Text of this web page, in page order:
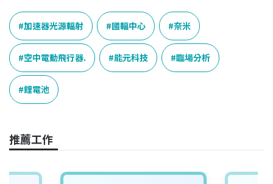
c
e
b
o
o
k
n
e
e
d
s
n
k
e
d
I
p
y
L
i
n
加速器光源輻射 國輻中心 奈米
空中電動飛行器. 能元科技 臨場分析
鋰電池
推薦工作